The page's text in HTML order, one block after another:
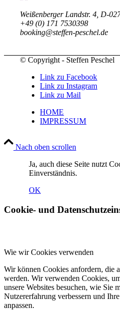
Weißenberger Landstr. 4, D-
+49 (0) 171 7530398
booking@steffen-peschel.de
© Copyright - Steffen Peschel
Link zu Facebook
Link zu Instagram
Link zu Mail
HOME
IMPRESSUM
Nach oben scrollen
Ja, auch diese Seite nutzt
Einverständnis.
OK
Cookie- und
Wie wir Cookies verwenden
Wir können Cookies anfordern, die
werden. Wir verwenden Cookies,
unsere Websites besuchen, wie Sie
Nutzererfahrung verbessern und
anpassen.